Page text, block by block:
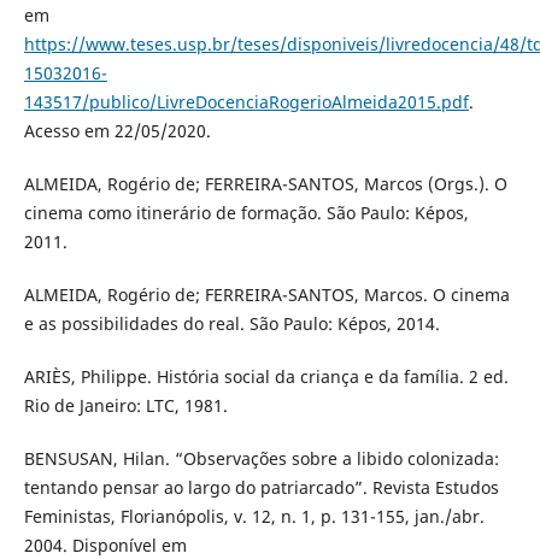
em
https://www.teses.usp.br/teses/disponiveis/livredocencia/48/
15032016-
143517/publico/LivreDocenciaRogerioAlmeida2015.pdf.
Acesso em 22/05/2020.
ALMEIDA, Rogério de; FERREIRA-SANTOS, Marcos (Orgs.). O
cinema como itinerário de formação. São Paulo: Képos,
2011.
ALMEIDA, Rogério de; FERREIRA-SANTOS, Marcos. O cinema
e as possibilidades do real. São Paulo: Képos, 2014.
ARIÈS, Philippe. História social da criança e da família. 2 ed.
Rio de Janeiro: LTC, 1981.
BENSUSAN, Hilan. “Observações sobre a libido colonizada:
tentando pensar ao largo do patriarcado”. Revista Estudos
Feministas, Florianópolis, v. 12, n. 1, p. 131-155, jan./abr.
2004. Disponível em